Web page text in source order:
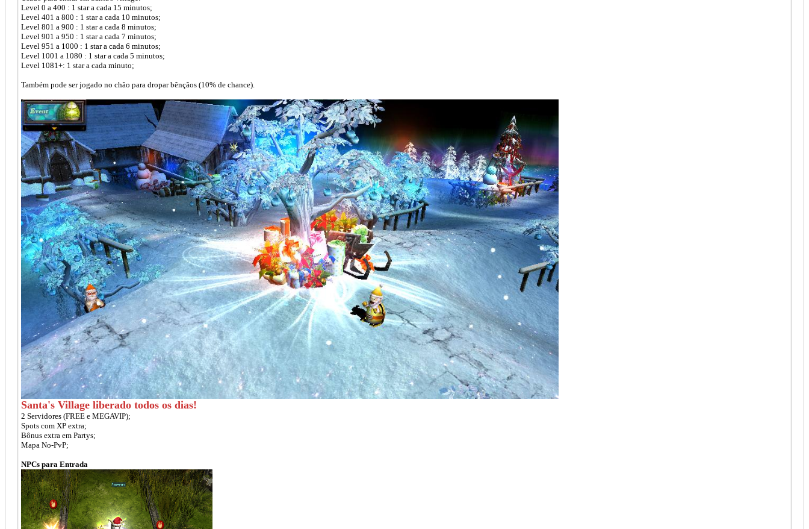
Level 0 a 400 : 1 star a cada 15 minutos;
Level 401 a 800 : 1 star a cada 10 minutos;
Level 801 a 900 : 1 star a cada 8 minutos;
Level 901 a 950 : 1 star a cada 7 minutos;
Level 951 a 1000 : 1 star a cada 6 minutos;
Level 1001 a 1080 : 1 star a cada 5 minutos;
Level 1081+: 1 star a cada minuto;
Também pode ser jogado no chão para dropar bênçãos (10% de chance).
Santa's Village liberado todos os dias!
2 Servidores (FREE e MEGAVIP);
Spots com XP extra;
Bônus extra em Partys;
Mapa No-PvP;
NPCs para Entrada